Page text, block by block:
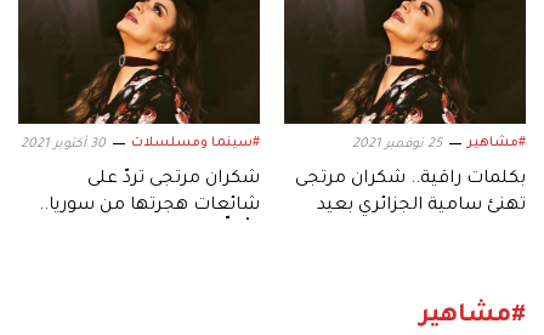
#مشاهير 25 نوفمبر 2021
بكلمات راقية.. شكران مرتجى
تهنئ سامية الجزائري بعيد
#سينما ومسلسلات 30 أكتوبر 2021
شكران مرتجى تردّ على
شائعات هجرتها من سوريا..
#مشاهير